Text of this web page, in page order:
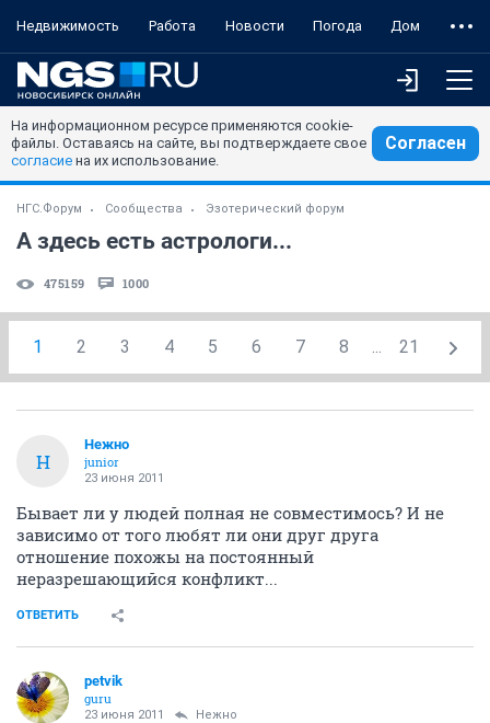
Недвижимость Работа Новости Погода Дом
На информационном ресурсе применяются cookie-
файлы. Оставаясь на сайте, вы подтверждаете свое
согласие на их использование.
Согласен
НГС.Форум Сообщества Эзотерический форум
А здесь есть астрологи...
475159 1000
1 2 3 4 5 6 7 8 ... 21
Н
Нежно
junior
23 июня 2011
Бывает ли у людей полная не совместимось? И не
зависимо от того любят ли они друг друга
отношение похожы на постоянный
неразрешающийся конфликт...
ОТВЕТИТЬ
petvik
guru
23 июня 2011 Нежно